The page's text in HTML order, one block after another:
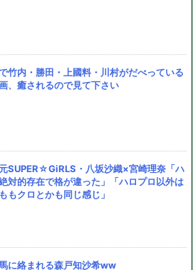
竹内・勝田・上國料・川村がだべっている
、癒されるので見て下さい
元SUPER☆GiRLS・八坂沙織×宮崎理奈「ハ
対的存在で格が違った」「ハロプロ以外は
もクロとかも同じ感じ」
馬に絡まれる森戸知沙希ww